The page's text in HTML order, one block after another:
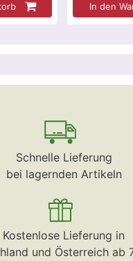
In den
Schnelle Lieferung
bei lagernden Artikeln
Kostenlose Lieferung in
und Österreich ab